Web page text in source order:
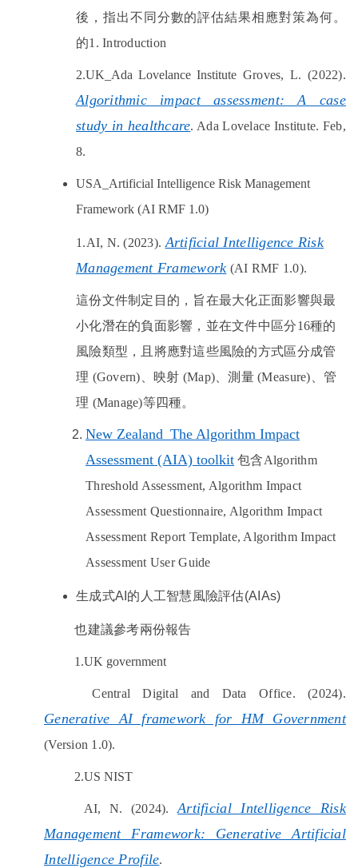
後，指出不同分數的評估結果相應對策為何。
的1. Introduction
2.UK_Ada Lovelance Institute Groves, L. (2022).
Algorithmic impact assessment: A case
study in healthcare. Ada Lovelace Institute. Feb,
8.
USA_Artificial Intelligence Risk Management
Framework (AI RMF 1.0)
1.AI, N. (2023). Artificial Intelligence Risk
Management Framework (AI RMF 1.0).
這份文件制定目的，旨在最大化正面影響與最
小化潛在的負面影響，並在文件中區分16種的
風險類型，且將應對這些風險的方式區分成管
理 (Govern) 、映射 (Map) 、測量(Measure) 、管
理 (Manage)等四種。
New Zealand_The Algorithm Impact
Assessment (AIA) toolkit 包含Algorithm
Threshold Assessment, Algorithm Impact
Assessment Questionnaire, Algorithm Impact
Assessment Report Template, Algorithm Impact
Assessment User Guide
生成式AI 的人工智慧風險評估(AIAs)
也建議參考兩份報告
1.UK government
Central Digital and Data Office. (2024).
Generative AI framework for HM Government
(Version 1.0).
2.US NIST
AI, N. (2024).Artificial Intelligence Risk
Management Framework: Generative Artificial
Intelligence Profile.